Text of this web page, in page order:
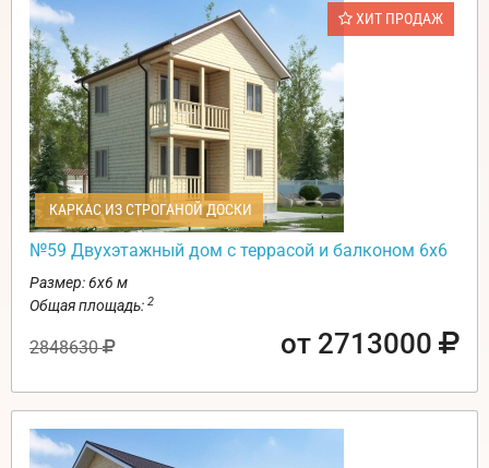
ХИТ ПРОДАЖ
КАРКАС ИЗ СТРОГАНОЙ ДОСКИ
№59 Двухэтажный дом с террасой и балконом 6х6
Размер: 6х6 м
Общая площадь: 2
2848630 от 2713000